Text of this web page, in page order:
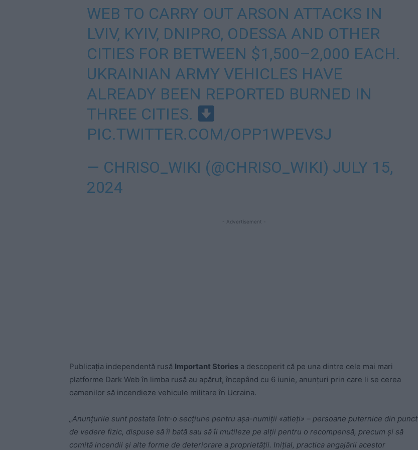
WEB TO CARRY OUT ARSON ATTACKS IN
LVIV, KYIV, DNIPRO, ODESSA AND OTHER
CITIES FOR BETWEEN $1,500–2,000 EACH.
UKRAINIAN ARMY VEHICLES HAVE
ALREADY BEEN REPORTED BURNED IN
THREE CITIES.
PIC.TWITTER.COM/OPP1WPEVSJ
— CHRISO_WIKI (@CHRISO_WIKI) JULY 15,
2024
- Advertisement -
Publicația independentă rusă Important Stories a descoperit că pe una dintre cele mai mari
platforme Dark Web în limba rusă au apărut, începând cu 6 iunie, anunțuri prin care li se cerea
oamenilor să incendieze vehicule militare în Ucraina.
„Anunțurile sunt postate într-o secțiune pentru așa-numiții «atleți» – persoane puternice din punct
de vedere fizic, dispuse să îi bată sau să îi mutileze pe alții pentru o recompensă, precum și să
comită incendii și alte forme de deteriorare a proprietății. Inițial, practica angajării acestor